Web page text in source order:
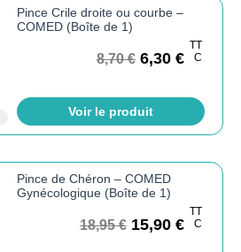
Pince Crile droite ou courbe –
COMED (Boîte de 1)
8,70€ 6,30 €
TT
C
Voir le produit
Pince de Chéron – COMED
Gynécologique (Boîte de 1)
18,95€ 15,90 €
TT
C